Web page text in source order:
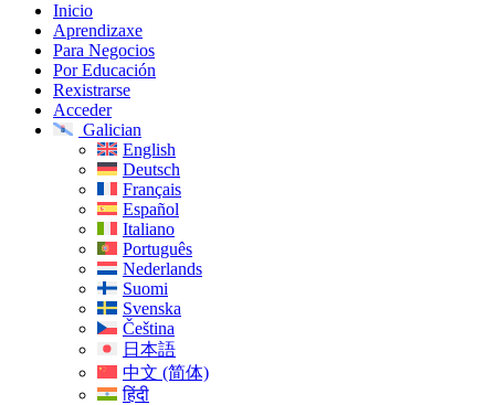
Inicio
Aprendizaxe
Para Negocios
Por Educación
Rexistrarse
Acceder
Galician
English
Deutsch
Français
Español
Italiano
Português
Nederlands
Suomi
Svenska
Čeština
日本語
中文 (简体)
हिंदी